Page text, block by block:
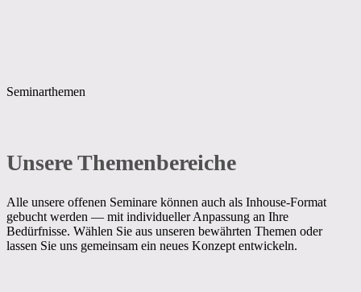
Seminarthemen
Unsere Themenbereiche
Alle unsere offenen Seminare können auch als Inhouse-Format
gebucht werden — mit individueller Anpassung an Ihre
Bedürfnisse. Wählen Sie aus unseren bewährten Themen oder
lassen Sie uns gemeinsam ein neues Konzept entwickeln.